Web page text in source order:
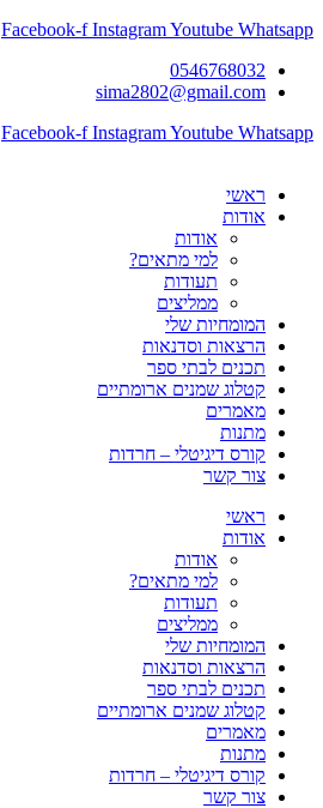
Facebook-f InstagramYoutube Whatsapp
0546768032
sima2802@gmail.com
Facebook-f InstagramYoutube Whatsapp
ראשי
אודות
אודות
למי מתאים?
תעודות
ממליצים
המומחיות שלי
הרצאות וסדנאות
תכנים לבתי ספר
קטלוג שמנים ארומתיים
מאמרים
מתנות
קורס דיגיטלי – חרדות
צור קשר
ראשי
אודות
אודות
למי מתאים?
תעודות
ממליצים
המומחיות שלי
הרצאות וסדנאות
תכנים לבתי ספר
קטלוג שמנים ארומתיים
מאמרים
מתנות
קורס דיגיטלי – חרדות
צור קשר